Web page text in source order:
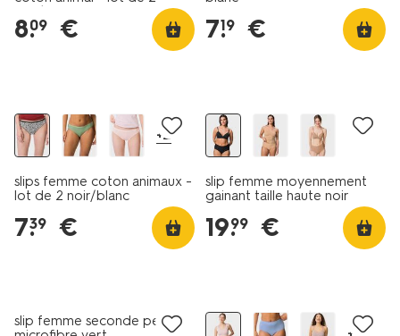
noir/blanc
8.
09 € 7.
19 €
+2
slips femme coton animaux -
lot de 2 noir/blanc
7.
39 €
slip femme moyennement
gainant taille haute noir
19.
99 €
slip femme seconde peau